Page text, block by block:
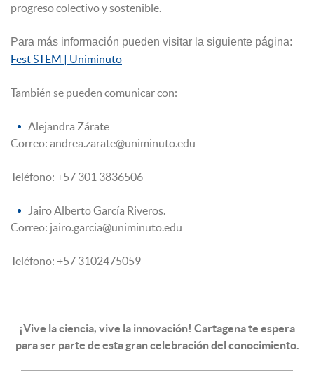
progreso colectivo y sostenible.
Para más información pueden visitar la siguiente página:
Fest STEM | Uniminuto
También se pueden comunicar con:
Alejandra Zárate
Correo: andrea.zarate@uniminuto.edu
Teléfono: +57 301 3836506
Jairo Alberto García Riveros.
Correo: jairo.garcia@uniminuto.edu
Teléfono: +57 3102475059
¡Vive la ciencia, vive la innovación! Cartagena te espera
para ser parte de esta gran celebración del conocimiento.